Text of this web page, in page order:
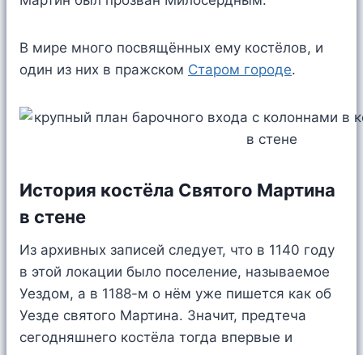
В мире много посвящённых ему костёлов, и
один из них в пражском Старом городе.
История костёла Святого Мартина
в стене
Из архивных записей следует, что в 1140 году
в этой локации было поселение, называемое
Уездом, а в 1188-м о нём уже пишется как об
Уезде святого Мартина. Значит, предтеча
сегодняшнего костёла тогда впервые и